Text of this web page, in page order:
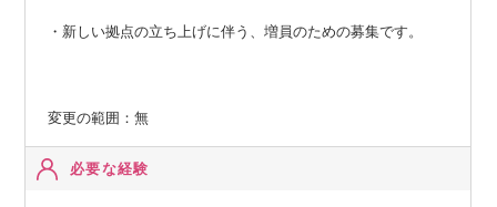
・新しい拠点の立ち上げに伴う、増員のための募集です。
変更の範囲：無
必要な経験